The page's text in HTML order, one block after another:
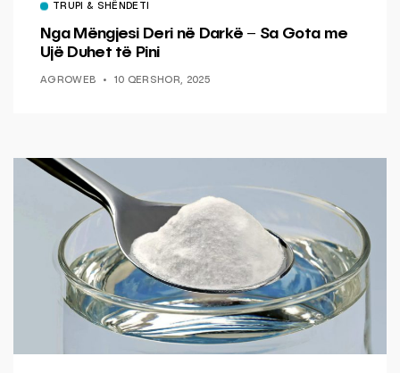
TRUPI & SHËNDETI
Nga Mëngjesi Deri në Darkë – Sa Gota me
Ujë Duhet të Pini
AGROWEB 10 QERSHOR, 2025